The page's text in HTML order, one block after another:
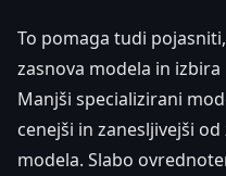
To pomaga tudi
zasnova modela in
Manjši specializirani
cenejši in zanesljivejši
modela. Slabo